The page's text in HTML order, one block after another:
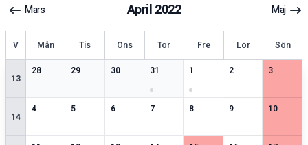
Mars April2022 Maj
Vecka Mån Tis Ons Tor Fre Lör Sön
13
28
2speciella datum
29
2speciella datum
30
2speciella datum
31
2speciella datum
13 speciella datum
2
2speciella datum
3
2
14
4
2speciella datum
5
2speciella datum
6
2speciella datum
7
2speciella datum
8
2speciella datum
9
2speciella datum
10
2